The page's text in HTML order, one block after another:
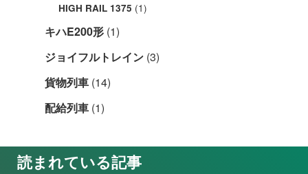
HIGH RAIL 1375 (1)
キハE200形 (1)
ジョイフルトレイン (3)
貨物列車 (14)
配給列車 (1)
読まれている記事